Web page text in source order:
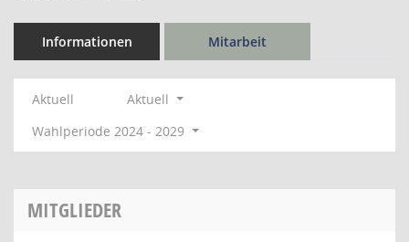
Informationen Mitarbeit
Aktuell
Aktuell
Wahlperiode 2024 - 2029
MITGLIEDER